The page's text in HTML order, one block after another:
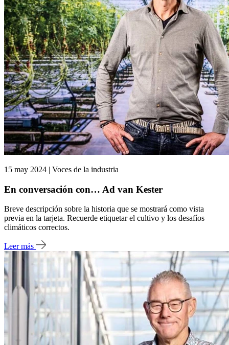
15 may 2024 | Voces de la industria
En conversación con… Ad van Kester
Breve descripción sobre la historia que se mostrará como vista
previa en la tarjeta. Recuerde etiquetar el cultivo y los desafíos
climáticos correctos.
Leer más